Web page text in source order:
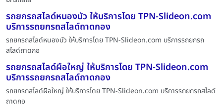
รถยกรถสไลด์หนองบัว ให้บริการโดย TPN-Slideon.com
บริการรถยกรถสไลด์ถาดกอง
รถยกรถสไลด์หนองบัว ให้บริการโดย TPN-Slideon.com บริการรถยกรถ
สไลด์ถาดกอ
รถยกรถสไลด์ผือใหญ่ ให้บริการโดย TPN-Slideon.com
บริการรถยกรถสไลด์ถาดกอง
รถยกรถสไลด์ผือใหญ่ ให้บริการโดย TPN-Slideon.com บริการรถยกรถสไลด์
ถาดกอ